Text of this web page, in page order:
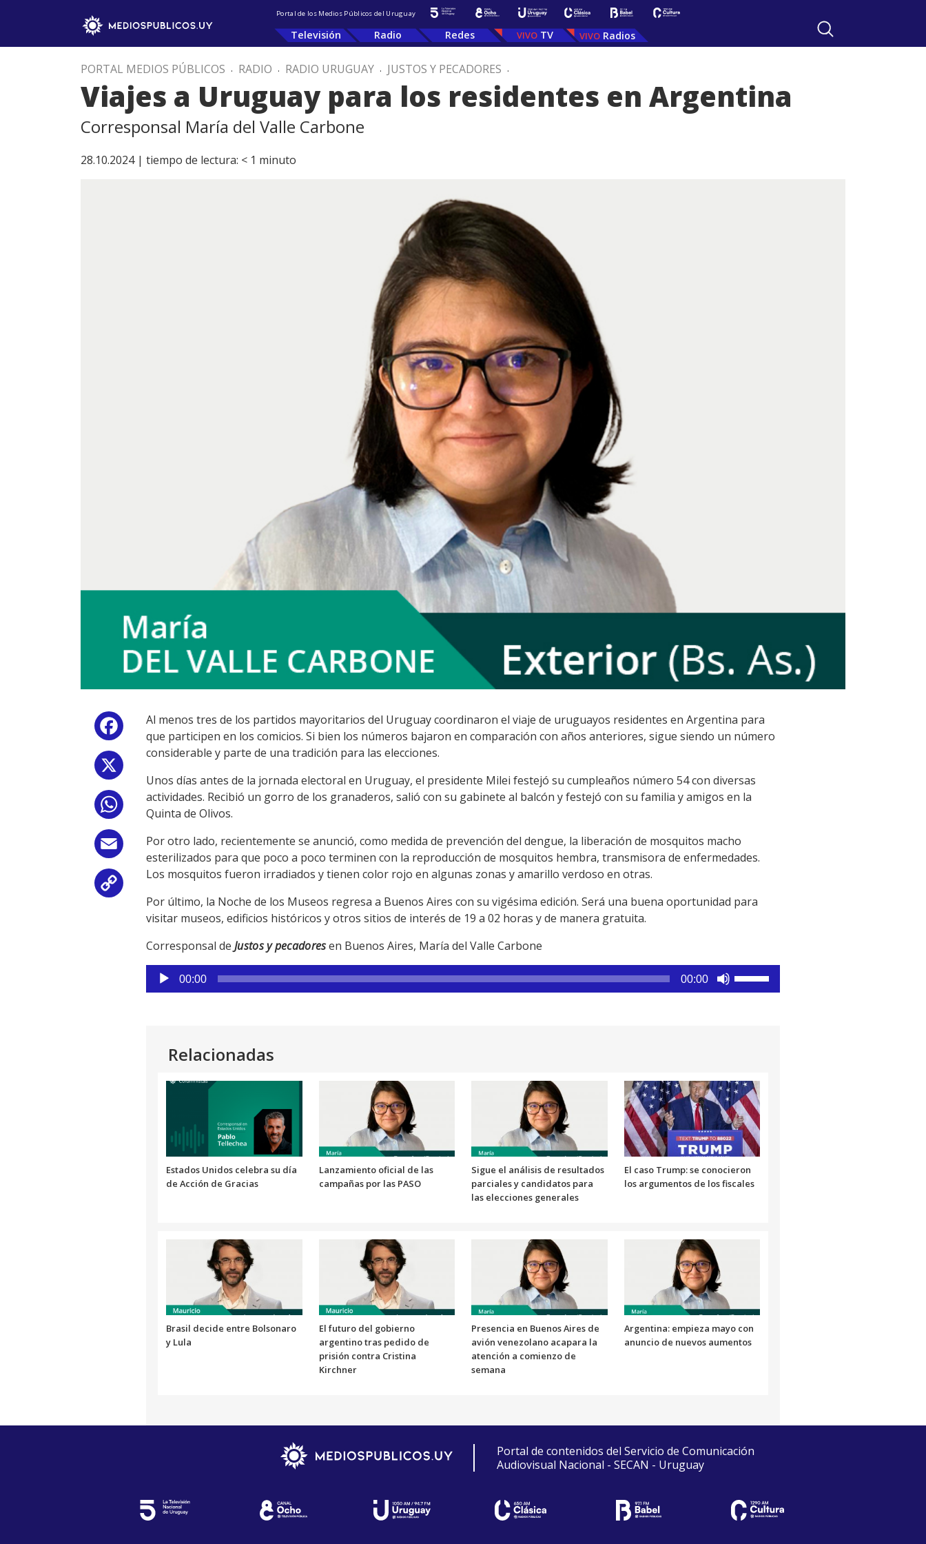
Portal de los Medios Públicos del Uruguay
Televisión Radio Redes TV Radios
PORTAL MEDIOS PÚBLICOS . RADIO . RADIO URUGUAY . JUSTOS Y PECADORES .
Viajes a Uruguay para los residentes en Argentina
Corresponsal María del Valle Carbone
28.10.2024 | tiempo de lectura: < 1 minuto
Facebook
WhatsApp
Email
Link
Al menos tres de los partidos mayoritarios del Uruguay coordinaron el viaje de uruguayos residentes en Argentina para
que participen en los comicios. Si bien los números bajaron en comparación con años anteriores, sigue siendo un número
considerable y parte de una tradición para las elecciones.
Unos días antes de la jornada electoral en Uruguay, el presidente Milei festejó su cumpleaños número 54 con diversas
actividades. Recibió un gorro de los granaderos, salió con su gabinete al balcón y festejó con su familia y amigos en la
Quinta de Olivos.
Por otro lado, recientemente se anunció, como medida de prevención del dengue, la liberación de mosquitos macho
esterilizados para que poco a poco terminen con la reproducción de mosquitos hembra, transmisora de enfermedades.
Los mosquitos fueron irradiados y tienen color rojo en algunas zonas y amarillo verdoso en otras.
Por último, la Noche de los Museos regresa a Buenos Aires con su vigésima edición. Será una buena oportunidad para
visitar museos, edificios históricos y otros sitios de interés de 19 a 02 horas y de manera gratuita.
Corresponsal de Justos y pecadoresen Buenos Aires, María del Valle Carbone
Reproductor
de
00:00 00:00
aumentar
o
disminuir
el
volumen.
Relacionadas
Estados Unidos celebra su día
de Acción de Gracias
Lanzamiento oficial de las
campañas por las PASO
Sigue el análisis de resultados
parciales y candidatos para
las elecciones generales
El caso Trump: se conocieron
los argumentos de los fiscales
Brasil decide entre Bolsonaro
y Lula
El futuro del gobierno
argentino tras pedido de
prisión contra Cristina
Kirchner
Presencia en Buenos Aires de
avión venezolano acapara la
atención a comienzo de
semana
Argentina: empieza mayo con
anuncio de nuevos aumentos
Portal de contenidos del Servicio de Comunicación
Audiovisual Nacional - SECAN - Uruguay